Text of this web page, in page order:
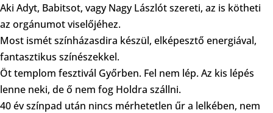
Aki Adyt, Babitsot, vagy Nagy Lászlót szereti, az is kötheti
az orgánumot viselőjéhez.
Most ismét színházasdira készül, elképesztő energiával,
fantasztikus színészekkel.
Öt templom fesztivál Győrben. Fel nem lép. Az kis lépés
lenne neki, de ő nem fog Holdra szállni.
40 év színpad után nincs mérhetetlen űr a lelkében, nem